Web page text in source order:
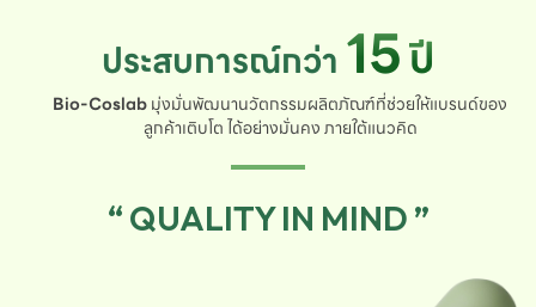
ประสบการณ์กว่า 15ปี
Bio-Coslabมุ่งมั่นพัฒนานวัตกรรมผลิตภัณฑ์ที่ช่วยให้แบรนด์ของ
ลูกค้าเติบโต ได้อย่างมั่นคง ภายใต้แนวคิด
“ QUALITY IN MIND ”